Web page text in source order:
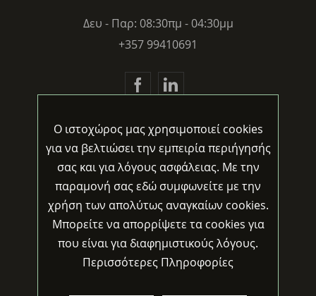
Δευ - Παρ: 08:30πμ - 04:30μμ
+357 99410691
ΕΝΗΜΕΡΩΣΗ
Θα ήθελα να εγγραφώ. Αποδέχομαι την
Πολιτική Απορρήτου.
Ο ιστοχώρος μας χρησιμοποιεί cookies
για να βελτιώσει την εμπειρία περιήγησής
σας και για λόγους ασφάλειας. Με την
παραμονή σας εδώ συμφωνείτε με την
χρήση των απολύτως αναγκαίων cookies.
Μπορείτε να απορρίψετε τα cookies για
που είναι για διαφημιστικούς λόγους.
Περισσότερες Πληροφορίες